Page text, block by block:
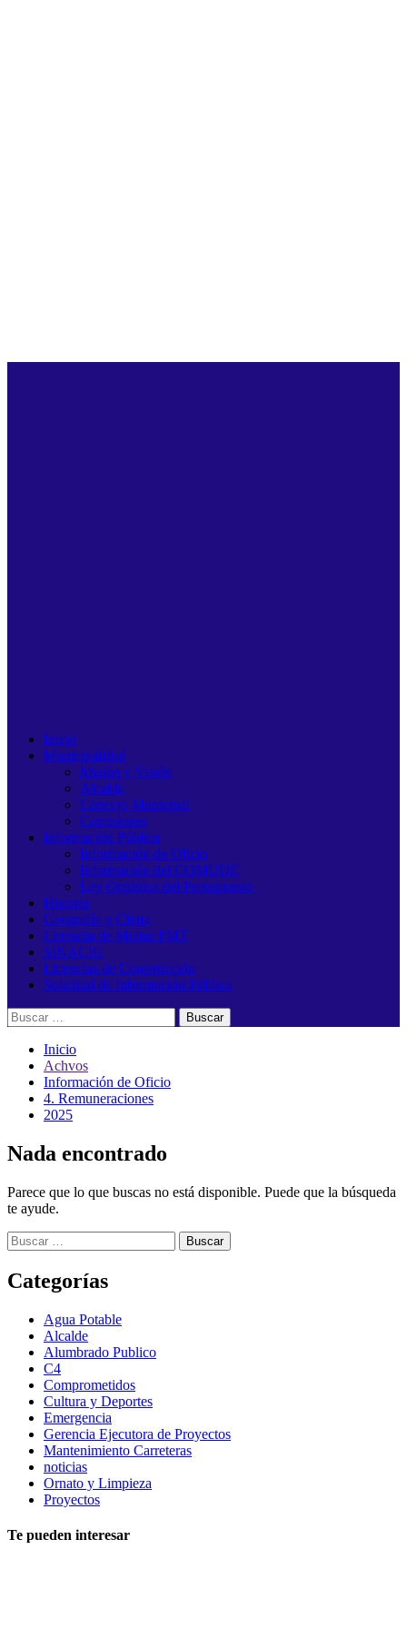
Inicio
Municipalidad
Misión y Visión
Alcalde
Concejo Municipal
Comisiones
Información Pública
Información de Oficio
Información del COMUDE
Ley Orgánica del Presupuesto
Historia
Geografía y Clima
Consulta de Multas PMT
SINACIG
Licencias de Construcción
Solicitud de Información Pública
Buscar:
Inicio
Achvos
Información de Oficio
4. Remuneraciones
2025
Nada encontrado
Parece que lo que buscas no está disponible. Puede que la búsqueda
te ayude.
Buscar:
Categorías
Agua Potable
Alcalde
Alumbrado Publico
C4
Comprometidos
Cultura y Deportes
Emergencia
Gerencia Ejecutora de Proyectos
Mantenimiento Carreteras
noticias
Ornato y Limpieza
Proyectos
Te pueden interesar